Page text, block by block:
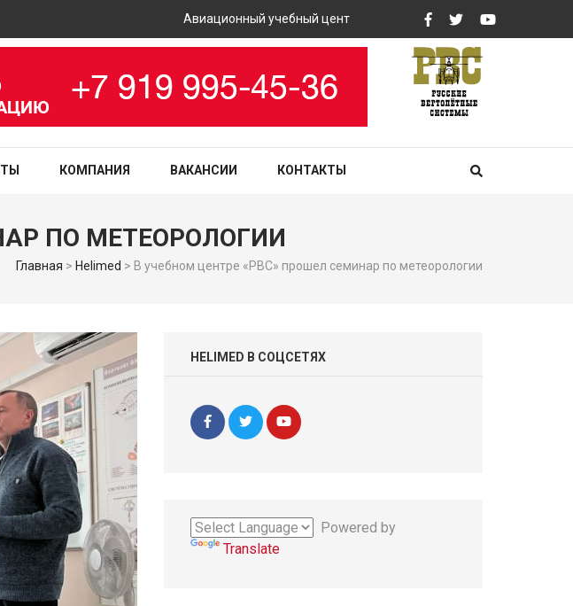
Авиационный учебный центр «РВС» закупит вертолетные тренажеры
КОМПАНИЯ ВАКАНСИИ КОНТАКТЫ
ПО МЕТЕОРОЛОГИИ
Главная > Helimed > В учебном центре «РВС» прошел семинар по метеорологии
HELIMED В СОЦСЕТЯХ
Powered by
Translate